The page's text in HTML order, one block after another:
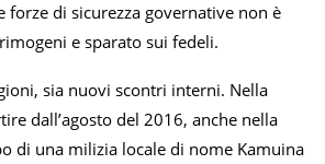
forze di sicurezza governative non è
e sparato sui fedeli.
sia nuovi scontri interni. Nella
dall’agosto del 2016, anche nella
di una milizia locale di nome Kamuina